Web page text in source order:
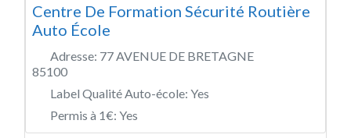
Centre De Formation Sécurité Routière
Auto École
Adresse: 77 AVENUE DE BRETAGNE
85100
Label Qualité Auto-école: Yes
Permis à 1€: Yes